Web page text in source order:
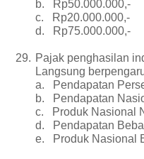
b.
Rp50.000.000,-
c.
Rp20.000.000,-
d.
Rp75.000.000,-
29. Pajak penghasilan
Langsung
a.
Pendapatan
b.
Pendapatan
c.
Produk Nasional
d.
Pendapatan
e.
Produk Nasional